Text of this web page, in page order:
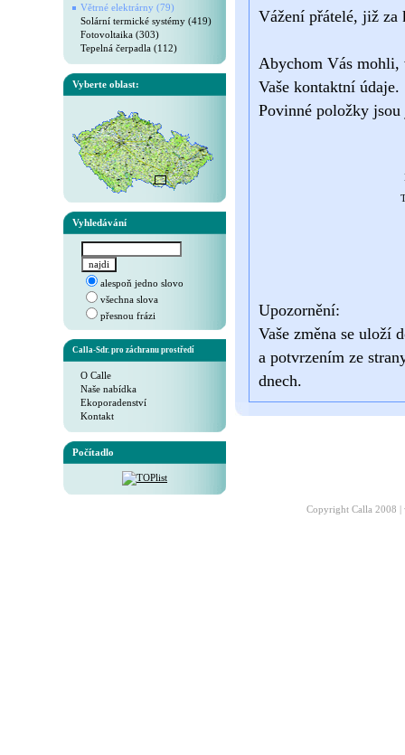
Větrné elektrárny (79)
Solární termické systémy (419)
Fotovoltaika (303)
Tepelná čerpadla (112)
Vyberte oblast:
Vyhledávání
alespoň jedno slovo
všechna slova
přesnou frázi
Calla-Sdr. pro záchranu prostředí
O Calle
Naše nabídka
Ekoporadenství
Kontakt
Počítadlo
Vážení přátelé, již
Abychom Vás mohli,
Vaše kontaktní údaje.
Povinné položky
Upozornění:
Vaše změna se uloží
a potvrzením ze
dnech.
Copyright Calla 2008 |